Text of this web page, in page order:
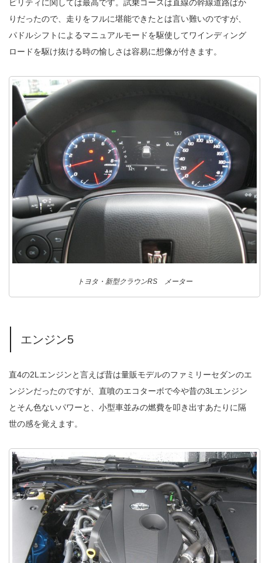
ビリティに関しては最高です。試乗コースは直線の幹線道路ばか
りだったので、走りをフルに堪能できたとは言い難いのですが、
パドルシフトによるマニュアルモードを駆使してワインディング
ロードを駆け抜ける時の愉しさは容易に想像が付きます。
トヨタ・新型クラウンRS メーター
エンジン5
直4の2Lエンジンと言えば昔は量販モデルのファミリーセダンのエ
ンジンだったのですが、直噴のエコターボで今や昔の3Lエンジン
とそん色ないパワーと、小型車並みの燃費を叩き出すあたりに隔
世の感を覚えます。